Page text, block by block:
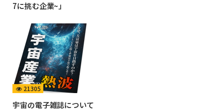
7に挑む企業~」
21305
宇宙の電子雑誌について